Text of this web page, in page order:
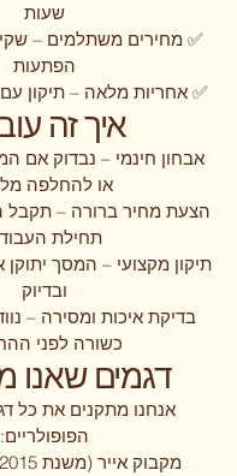
שעות
✅ מחירים משתלמים –
הפתעות
✅ אחריות מלאה – תיקון עם
?איך זה
אבחון חינמי – נבדוק אם
או להחלפה
הצעת מחיר ברורה – תקבל
תחילת
תיקון מקצועי – המסך יתוקן
ובדיוק
בדיקת איכות ומסירה –
כשורה לפני
דגמים שאנו
אנחנו מתקנים את כל
הפופולריים: